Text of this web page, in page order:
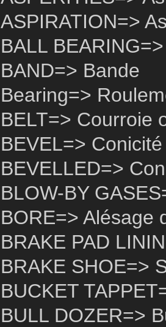
ASPIRATION=>
BALL
BAND=> Bande
Bearing=>
BELT=> Courroie
BEVEL=> Conicité
BEVELLED=>
BLOW-BY
BORE=> Alésage
BRAKE PAD
BRAKE SHOE=>
BUCKET
BULL DOZER=>